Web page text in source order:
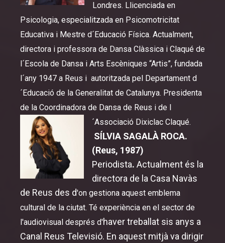
Premis
Londres. Llicenciada en
Psicologia, especialitzada en Psicomotricitat
Educativa i Mestre d´Educació Física. Actualment,
directora i professora de Dansa Clàssica i Claqué de
l´Escola de Dansa i Arts Escèniques “Artis”, fundada
l´any 1947 a Reus i autoritzada pel Departament d
´Educació de la Generalitat de Catalunya. Presidenta
de la Coordinadora de Dansa de Reus i de l
´Associació Dixiclac Claqué.
SÍLVIA SAGALÀ ROCA.
(Reus, 1987)
Periodista. Actualment és la
directora de la Casa Navàs
de Reus des d'on gestiona aquest emblema
cultural de la ciutat. Té experiència en el sector de
l'audiovisual després d'haver treballat sis anys a
Canal Reus Televisió. En aquest mitjà va dirigir